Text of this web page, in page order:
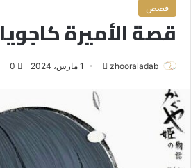
قصص
قصة الأميرة كاجويا
zhooraladab
س
ب
ر
1 مارس، 2024 0